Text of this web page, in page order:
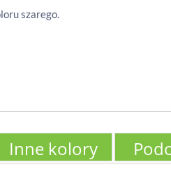
szarego.
Inne kolory